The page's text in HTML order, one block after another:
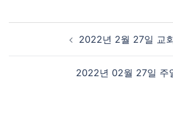
Post navigation
2022년 2월 27일 교
2022년 02월 27일 주